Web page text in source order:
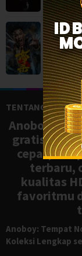
The
Action,
TENTANG
Anoboy
gratis
cepat,
terbaru,
kualitas
favoritmu
Anoboy: Tempat
Koleksi Lengkap